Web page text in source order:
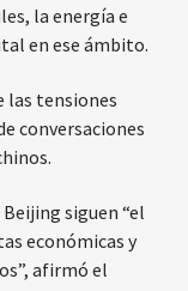
la energía e
en ese ámbito.
las tensiones
conversaciones
siguen “el
económicas y
afirmó el